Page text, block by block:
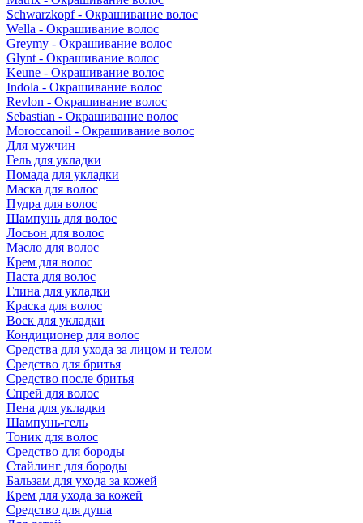
Schwarzkopf - Окрашивание волос
Wella - Окрашивание волос
Greymy - Окрашивание волос
Glynt - Окрашивание волос
Keune - Окрашивание волос
Indola - Окрашивание волос
Revlon - Окрашивание волос
Sebastian - Окрашивание волос
Moroccanoil - Окрашивание волос
Для мужчин
Гель для укладки
Помада для укладки
Маска для волос
Пудра для волос
Шампунь для волос
Лосьон для волос
Масло для волос
Крем для волос
Паста для волос
Глина для укладки
Краска для волос
Воск для укладки
Кондиционер для волос
Средства для ухода за лицом и телом
Средство для бритья
Средство после бритья
Спрей для волос
Пена для укладки
Шампунь-гель
Тоник для волос
Средство для бороды
Стайлинг для бороды
Бальзам для ухода за кожей
Крем для ухода за кожей
Средство для душа